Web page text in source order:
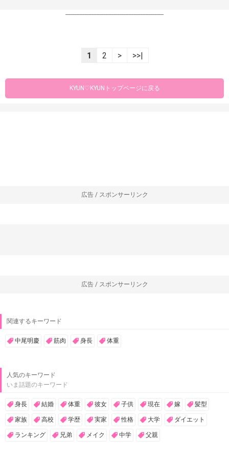
----------------------------------------------------------------
1 2 > >>|
KYUN♡KYUNトップページに戻る
広告 / スポンサーリンク
広告 / スポンサーリンク
関連するキーワード
中尾明慶 筋肉 身長 体重
人気のキーワード
いま話題のキーワード
身長 結婚 体重 彼女 子供 現在 嫁 髪型
家族 高校 学歴 実家 性格 大学 ダイエット
ランキング 兄弟 メイク 中学 父親